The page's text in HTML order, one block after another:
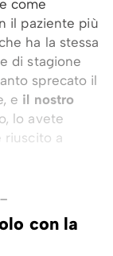
come
il paziente più
ha la stessa
di stagione
sprecato il
e il nostro
lo avete
riuscito a
—
con la